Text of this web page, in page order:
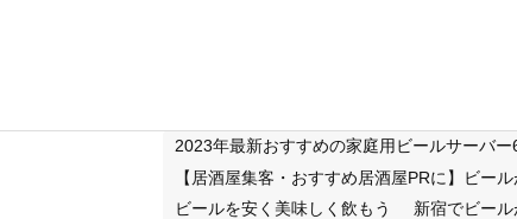
2023年最新おすすめの家庭用ビールサーバ
【居酒屋集客・おすすめ居酒屋PRに】ビー
ビールを安く美味しく飲もう
新宿でビー